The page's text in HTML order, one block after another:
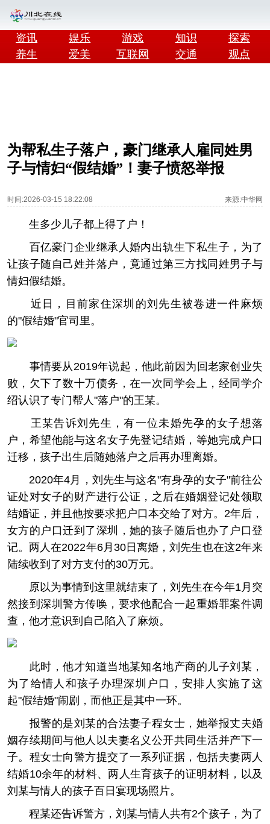
资讯 娱乐 游戏 知识
探索
养生
爱美 互联网 交通 观点
为帮私生子落户，豪门继承人雇同姓男
子与情妇“假结婚”！妻子愤怒举报
时间:2026-03-15 18:22:08 来源:中华网
生多少儿子都上得了户！
百亿豪门企业继承人婚内出轨生下私生子，为了
让孩子随自己姓并落户，竟通过第三方找同姓男子与
情妇假结婚。
近日，目前家住深圳的刘先生被卷进一件麻烦
的"假结婚"官司里。
事情要从2019年说起，他此前因为回老家创业失
败，欠下了数十万债务，在一次同学会上，经同学介
绍认识了专门帮人"落户"的王某。
王某告诉刘先生，有一位未婚先孕的女子想落
户，希望他能与这名女子先登记结婚，等她完成户口
迁移，孩子出生后随她落户之后再办理离婚。
2020年4月，刘先生与这名"有身孕的女子"前往公
证处对女子的财产进行公证，之后在婚姻登记处领取
结婚证，并且他按要求把户口本交给了对方。2年后，
女方的户口迁到了深圳，她的孩子随后也办了户口登
记。两人在2022年6月30日离婚，刘先生也在这2年来
陆续收到了对方支付的30万元。
原以为事情到这里就结束了，刘先生在今年1月突
然接到深圳警方传唤，要求他配合一起重婚罪案件调
查，他才意识到自己陷入了麻烦。
此时，他才知道当地某知名地产商的儿子刘某，
为了给情人和孩子办理深圳户口，安排人实施了这
起"假结婚"闹剧，而他正是其中一环。
报警的是刘某的合法妻子程女士，她举报丈夫婚
姻存续期间与他人以夫妻名义公开共同生活并产下一
子。程女士向警方提交了一系列证据，包括夫妻两人
结婚10余年的材料、两人生育孩子的证明材料，以及
刘某与情人的孩子百日宴现场照片。
程某还告诉警方，刘某与情人共有2个孩子，为了